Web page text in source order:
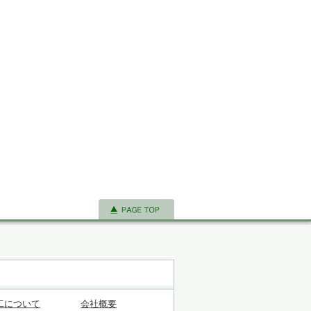
について 会社概要